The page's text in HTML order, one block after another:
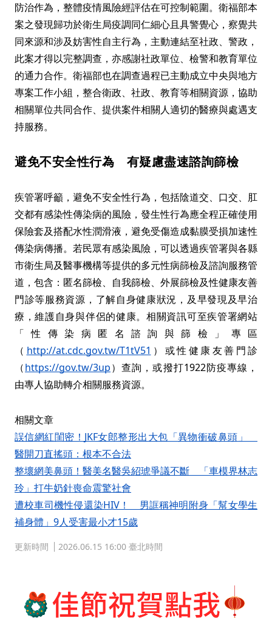
防治作為，整體疫情風險經評估在可控制範圍。衛福部本
案之發現歸功於衛生局疫調同仁細心且具警覺心，察覺共
同來源和涉及妨害性自主行為，主動連結至社政、警政，
此案才得以完整調查，亦感謝社政單位、檢警和教育單位
的通力合作。衛福部也在調查過程已主動成立中央與地方
專案工作小組，整合衛政、社政、教育等相關資源，協助
相關單位共同合作、提供案件相關人適切的醫療與處遇支
持服務。
避免不安全性行為 有疑慮盡速諮詢篩檢
疾管署呼籲，避免不安全性行為，包括陰道交、口交、肛
交都有感染性傳染病的風險，發生性行為應全程正確使用
保險套及搭配水性潤滑液，避免受傷造成黏膜受損加速性
傳染病傳播。若民眾有感染風險，可以透過疾管署與各縣
市衛生局及醫事機構等提供的多元性病篩檢及諮詢服務管
道，包含：匿名篩檢、自我篩檢、外展篩檢及性健康友善
門診等服務資源，了解自身健康狀況，及早發現及早治
療，維護自身與伴侶的健康。相關資訊可至疾管署網站
「性傳染病匿名諮詢與篩檢」專區
（ http://at.cdc.gov.tw/T1tV51 ）或性健康友善門診
（https://gov.tw/3up）查詢，或撥打1922防疫專線，
由專人協助轉介相關服務資源。
相關文章
誤信網紅閨密！JKF女郎整形出大包「異物衝破鼻頭」
醫開刀直搖頭：根本不合法
整壞網美鼻頭！醫美名醫吳紹琥爭議不斷 「車模界林志
玲」打牛奶針喪命震驚社會
遭校車司機性侵還染HIV！ 男誆稱神明附身「幫女學生
補身體」9人受害最小才15歲
更新時間 2026.06.15 16:00 臺北時間